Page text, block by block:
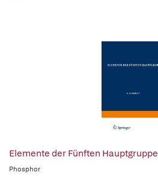
Elemente der Fünften Hauptgruppe
Phosphor